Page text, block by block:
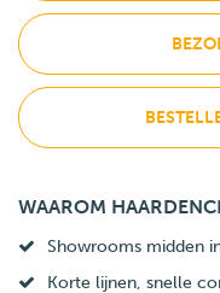
WAAROM
Showrooms midden
Korte lijnen, snelle